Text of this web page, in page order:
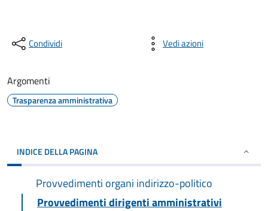
Condividi Vedi azioni
Argomenti
Trasparenza amministrativa
INDICE DELLA PAGINA
Provvedimenti organi indirizzo-politico
Provvedimenti dirigenti amministrativi